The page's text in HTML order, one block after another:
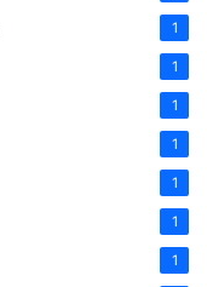
1
1
1
1
1
1
1